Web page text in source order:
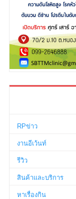
RPข่าว
งานอีเว้นท์
รีวิว
สินค้าและบริการ
หาเรื่องกิน